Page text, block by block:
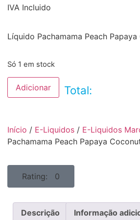
IVA Incluido
Líquido Pachamama Peach
Só 1 em stock
Adicionar Total:
Início / E-Liquidos / E-Liquidos
Pachamama Peach Papaya
Rating: 0
Descrição Informação